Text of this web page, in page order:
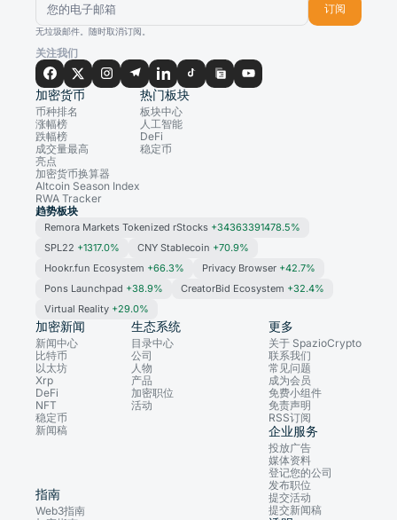
订阅
无垃圾邮件。随时取消订阅。
关注我们
加密货币
币种排名
涨幅榜
跌幅榜
成交量最高
亮点
加密货币换算器
Altcoin Season Index
RWA Tracker
热门板块
板块中心
人工智能
DeFi
稳定币
趋势板块
Remora Markets Tokenized rStocks +34363391478.5%
SPL22 +1317.0% CNY Stablecoin +70.9%
Hookr.fun Ecosystem +66.3% Privacy Browser +42.7%
Pons Launchpad +38.9% CreatorBid Ecosystem +32.4%
Virtual Reality +29.0%
加密新闻
新闻中心
比特币
以太坊
Xrp
DeFi
NFT
稳定币
新闻稿
生态系统
目录中心
公司
人物
产品
加密职位
活动
指南
Web3指南
更多
关于 SpazioCrypto
联系我们
常见问题
成为会员
免费小组件
免责声明
RSS订阅
企业服务
投放广告
媒体资料
登记您的公司
发布职位
提交活动
提交新闻稿